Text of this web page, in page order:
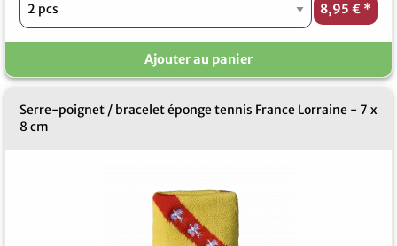
8,95 € *
Ajouter au panier
Serre-poignet / bracelet éponge tennis France Lorraine - 7 x
8 cm